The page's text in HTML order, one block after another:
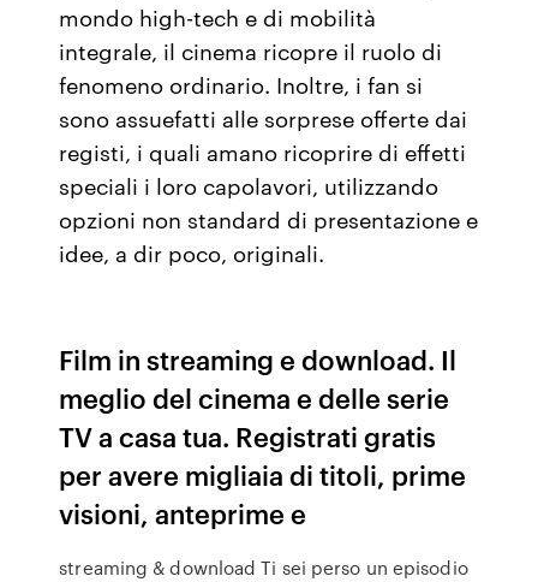
mondo high-tech e di mobilità
integrale, il cinema ricopre il ruolo di
fenomeno ordinario. Inoltre, i fan si
sono assuefatti alle sorprese offerte dai
registi, i quali amano ricoprire di effetti
speciali i loro capolavori, utilizzando
opzioni non standard di presentazione e
idee, a dir poco, originali.
Film in streaming e download. Il
meglio del cinema e delle serie
TV a casa tua. Registrati gratis
per avere migliaia di titoli, prime
visioni, anteprime e
streaming & download Ti sei perso un episodio